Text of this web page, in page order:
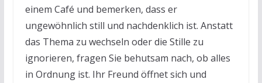
einem Café und bemerken, dass er
ungewöhnlich still und nachdenklich ist. Anstatt
das Thema zu wechseln oder die Stille zu
ignorieren, fragen Sie behutsam nach, ob alles
in Ordnung ist. Ihr Freund öffnet sich und